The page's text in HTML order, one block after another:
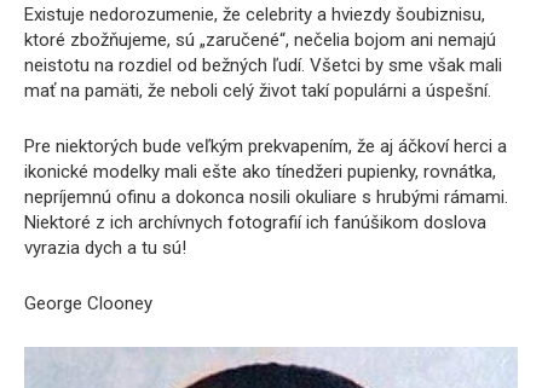
Existuje nedorozumenie, že celebrity a hviezdy šoubiznisu,
ktoré zbožňujeme, sú „zaručené“, nečelia bojom ani nemajú
neistotu na rozdiel od bežných ľudí. Všetci by sme však mali
mať na pamäti, že neboli celý život takí populárni a úspešní.
Pre niektorých bude veľkým prekvapením, že aj áčkoví herci a
ikonické modelky mali ešte ako tínedžeri pupienky, rovnátka,
nepríjemnú ofinu a dokonca nosili okuliare s hrubými rámami.
Niektoré z ich archívnych fotografií ich fanúšikom doslova
vyrazia dych a tu sú!
George Clooney